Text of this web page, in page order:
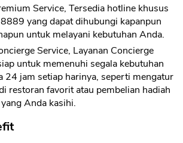
Service, Tersedia hotline khusus
yang dapat dihubungi kapanpun
untuk melayani kebutuhan Anda.
Service, Layanan Concierge
untuk memenuhi segala kebutuhan
24 jam setiap harinya, seperti mengatur
restoran favorit atau pembelian hadiah
Anda kasihi.